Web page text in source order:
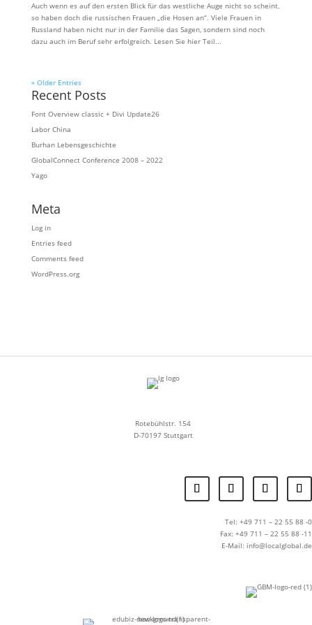
Auch wenn es auf den ersten Blick für das westliche Auge nicht so scheint,
so haben doch die russischen Frauen „die Hosen an“. Viele Frauen in
Russland haben nicht nur in der Familie das Sagen, sondern sind noch
dazu auch im Beruf sehr erfolgreich. Lesen Sie hier Teil...
« Older Entries
Recent Posts
Font Overview classic + Divi Update26
Labor China
Burhan Lebensgeschichte
GlobalConnect Conference 2008 – 2022
Yago
Meta
Log in
Entries feed
Comments feed
WordPress.org
Rotebühlstr. 154
D-70197 Stuttgart
Tel: +49 711 – 22 55 88 -0
Fax: +49 711 – 22 55 88 -11
E-Mail: info@localglobal.de